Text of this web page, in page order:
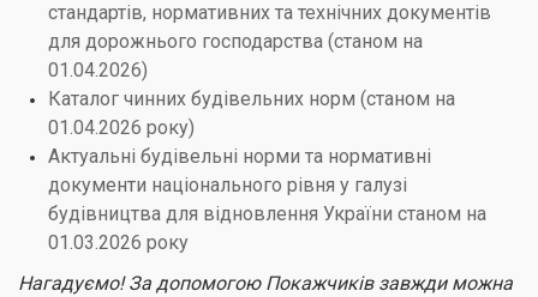
стандартів, нормативних та технічних документів
для дорожнього господарства (станом на
01.04.2026)
Каталог чинних будівельних норм (станом на
01.04.2026 року)
Актуальні будівельні норми та нормативні
документи національного рівня у галузі
будівництва для відновлення України станом на
01.03.2026 року
Нагадуємо! За допомогою Покажчиків завжди можна